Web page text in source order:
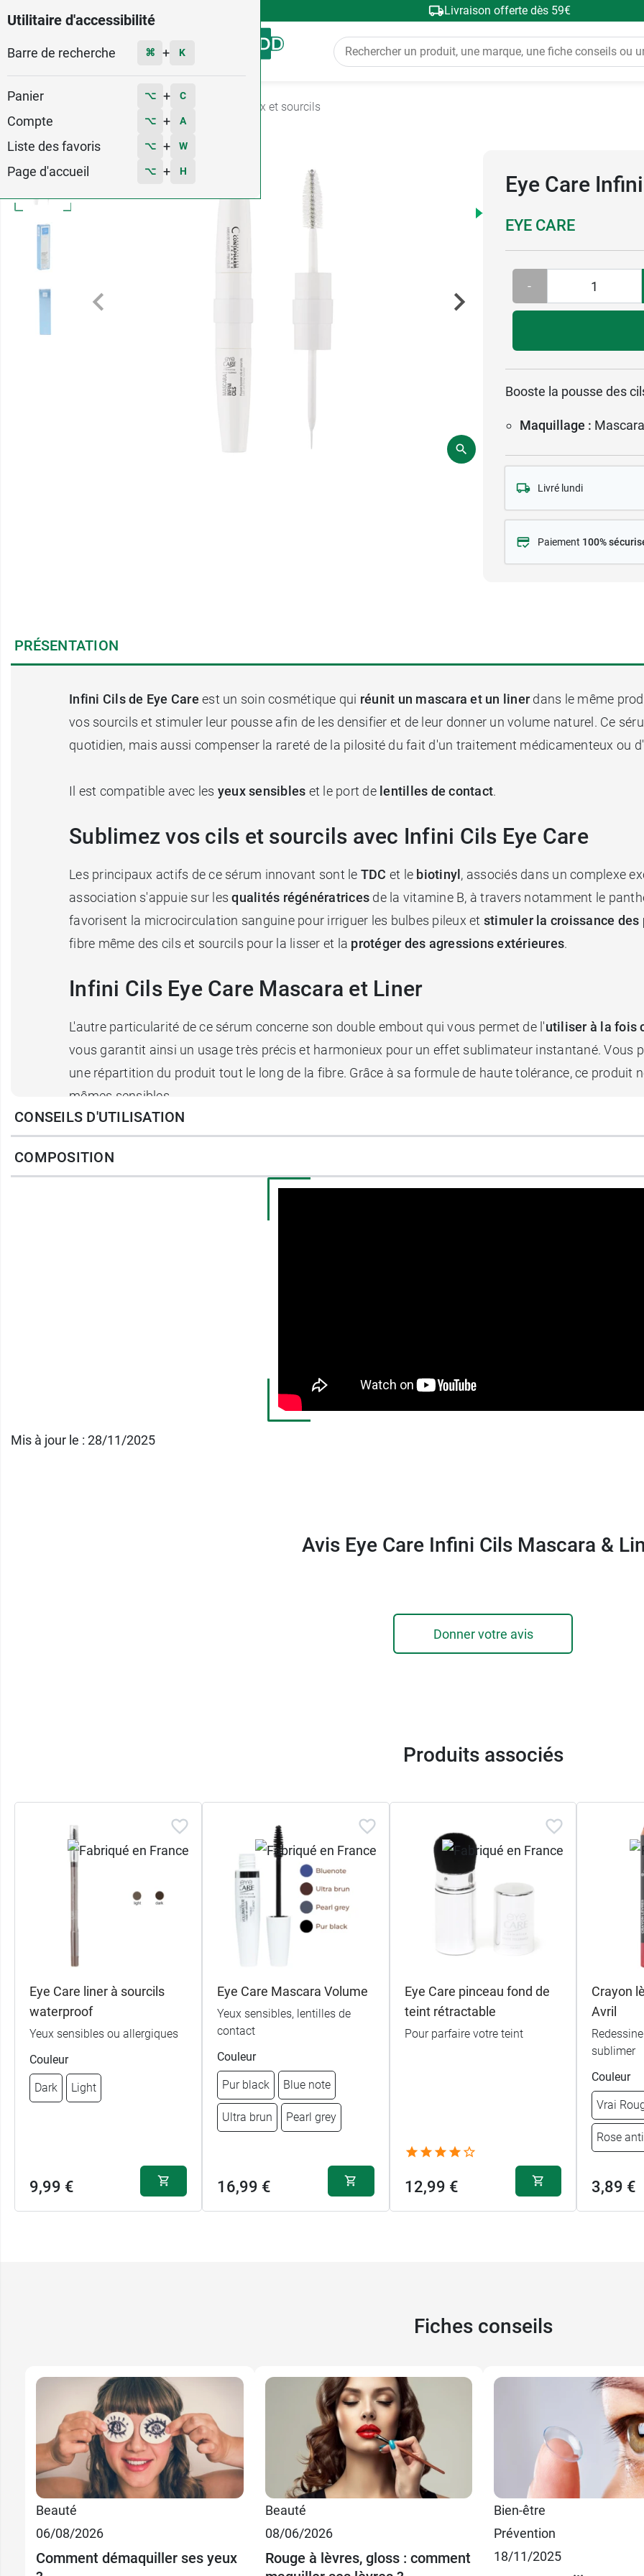
Utilitaire d'accessibilité
Barre de recherche ⌘ + K
Panier ⌥ + C
Compte ⌥ + A
Liste des favoris ⌥ + W
Page d'accueil ⌥ + H
Livraison offerte dès 59€
Menu
Yeux et sourcils
Eye Care
EYE CARE
-
Booste la pousse des
Maquillage : Mascara
Livré lundi
Paiement 100%
PRÉSENTATION
Infini Cils de Eye Care est un soin cosmétique qui réunit un mascara et un liner dans le même
vos sourcils et stimuler leur pousse afin de les densifier et de leur donner un volume naturel. Ce
quotidien, mais aussi compenser la rareté de la pilosité du fait d'un traitement médicamenteux ou
Il est compatible avec les yeux sensibles et le port de lentilles de contact.
Sublimez vos cils et sourcils avec Infini Cils Eye Care
Les principaux actifs de ce sérum innovant sont le TDC et le biotinyl , associés dans un complexe
association s'appuie sur lesqualités régénératrices de la vitamine B, à travers notamment le
favorisent la microcirculation sanguine pour irriguer les bulbes pileux et stimuler la croissance des
fibre même des cils et sourcils pour la lisser et la protéger des agressions extérieures.
Infini Cils Eye Care Mascara et Liner
L'autre particularité de ce sérum concerne son double embout qui vous permet de l'utiliser à la fois
vous garantit ainsi un usage très précis et harmonieux pour un effet sublimateur instantané. Vous
une répartition du produit tout le long de la fibre. Grâce à sa formule de haute tolérance, ce produit
mêmes sensibles.
Conditionnement :Tube double embout de 8 g
fard à joues Eye Carepropose plusieurs teintes toutes aussi
CONSEILS D'UTILISATION
COMPOSITION
Mis à jour le : 28/11/2025
Avis Eye Care Infini Cils Mascara &
Donner votre avis
Produits associés
Eye Care liner à sourcils
waterproof
Yeux sensibles ou allergiques
Couleur
Dark Light
9,99 €
Light 9,99 €
Eye Care Mascara Volume
Yeux sensibles, lentilles de
contact
Couleur
Pur black Blue note
Ultra brun Pearl grey
16,99 €
Pur black 16,99 €
16,99 €
Pearl grey 16,99 €
Eye Care pinceau fond de
teint rétractable
Pour parfaire votre teint
12,99 €
Crayon
Avril
sublimer
Couleur
Vrai
Rose
3,89 €
Vrai Rouge
Fiches conseils
Beauté
06/08/2026
Comment démaquiller ses yeux
Beauté
08/06/2026
Rouge à lèvres, gloss : comment
Bien-être
Prévention
18/11/2025